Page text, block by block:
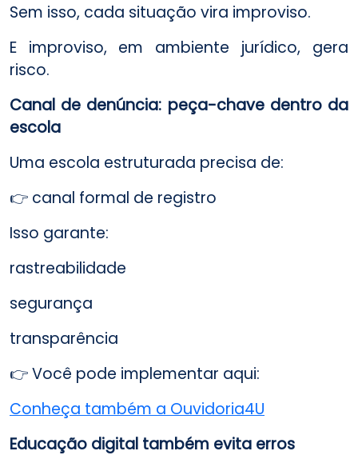
Sem isso, cada situação vira improviso.
E improviso, em ambiente jurídico, gera
risco.
Canal de denúncia: peça-chave dentro da
escola
Uma escola estruturada precisa de:
👉 canal formal de registro
Isso garante:
rastreabilidade
segurança
transparência
👉 Você pode implementar aqui:
Conheça também a Ouvidoria4U
Educação digital também evita erros